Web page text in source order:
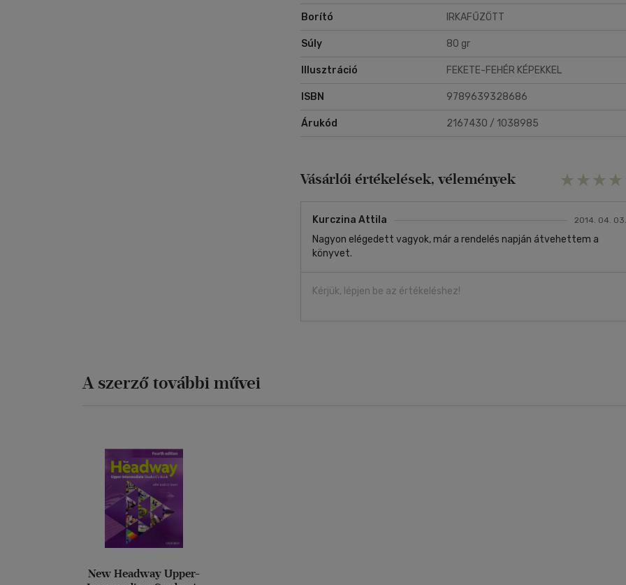
Borító IRKAFŰZÖTT
Súly 80 gr
Illusztráció FEKETE-FEHÉR KÉPEKKEL
ISBN 9789639328686
Árukód 2167430 / 1038985
Vásárlói értékelések, vélemények
Kurczina Attila 2014. 04. 03.
Nagyon elégedett vagyok, már a rendelés napján átvehettem a
könyvet.
Kérjük, lépjen be az értékeléshez!
A szerző további művei
New Headway Upper-